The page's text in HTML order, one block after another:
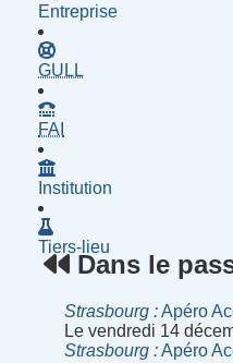
Entreprise
GULL
FAI
Institution
Tiers-lieu
Dans le
Strasbourg
Apéro
Le vendredi 14
Strasbourg
Apéro